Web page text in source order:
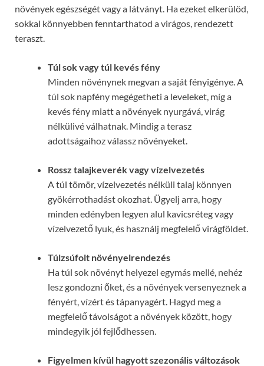
növények egészségét vagy a látványt. Ha ezeket elkerülöd,
sokkal könnyebben fenntarthatod a virágos, rendezett
teraszt.
Túl sok vagy túl kevés fény
Minden növénynek megvan a saját fényigénye. A
túl sok napfény megégetheti a leveleket, míg a
kevés fény miatt a növények nyurgává, virág
nélkülivé válhatnak. Mindig a terasz
adottságaihoz válassz növényeket.
Rossz talajkeverék vagy vízelvezetés
A túl tömör, vízelvezetés nélküli talaj könnyen
gyökérrothadást okozhat. Ügyelj arra, hogy
minden edényben legyen alul kavicsréteg vagy
vízelvezető lyuk, és használj megfelelő virágföldet.
Túlzsúfolt növényelrendezés
Ha túl sok növényt helyezel egymás mellé, nehéz
lesz gondozni őket, és a növények versenyeznek a
fényért, vízért és tápanyagért. Hagyd meg a
megfelelő távolságot a növények között, hogy
mindegyik jól fejlődhessen.
Figyelmen kívül hagyott szezonális változások